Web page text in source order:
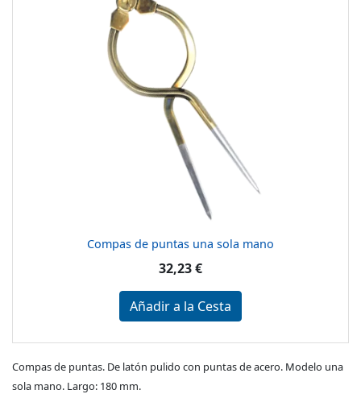
Compas de puntas una sola mano
32,23 €
Añadir a la Cesta
Compas de puntas. De latón pulido con puntas de acero. Modelo una
sola mano. Largo: 180 mm.